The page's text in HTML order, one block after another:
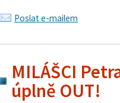
Poslat e-mailem
MILÁŠCI
úplně OUT!